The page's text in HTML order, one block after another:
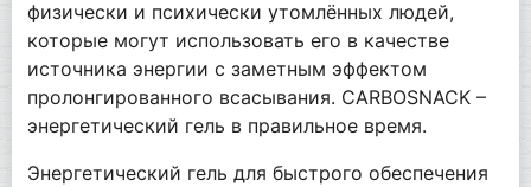
физически и психически утомлённых людей,
которые могут использовать его в качестве
источника энергии с заметным эффектом
пролонгированного всасывания. CARBOSNACK –
энергетический гель в правильное время.
Энергетический гель для быстрого обеспечения